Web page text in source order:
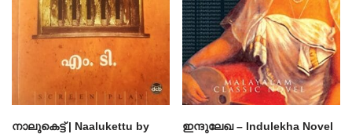
നാലുകെട്ട് | Naalukettu by
ഇന്ദുലേഖ – Indulekha Novel